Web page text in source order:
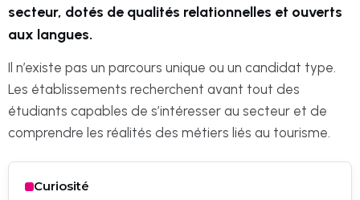
secteur, dotés de qualités relationnelles et ouverts
aux langues.
Il n’existe pas un parcours unique ou un candidat type.
Les établissements recherchent avant tout des
étudiants capables de s’intéresser au secteur et de
comprendre les réalités des métiers liés au tourisme.
Curiosité